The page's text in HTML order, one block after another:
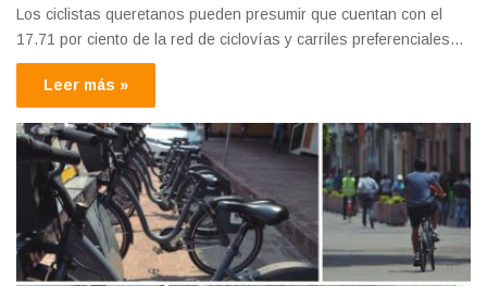
Los ciclistas queretanos pueden presumir que cuentan con el
17.71 por ciento de la red de ciclovías y carriles preferenciales…
Leer más »